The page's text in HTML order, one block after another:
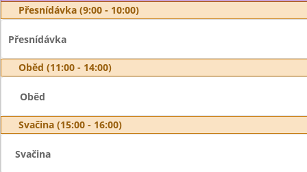
Přesnídávka (9:00 - 10:00)
Přesnídávka
Oběd (11:00 - 14:00)
Oběd
Svačina (15:00 - 16:00)
Svačina